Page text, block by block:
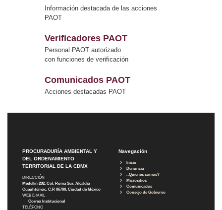
Información destacada de las acciones
PAOT
Verificadores PAOT
Personal PAOT autorizado
con funciones de verificación
Comunicados PAOT
Acciones destacadas PAOT
PROCURADURÍA AMBIENTAL Y
DEL ORDENAMIENTO
TERRITORIAL DE LA CDMX
DIRECCIÓN
Medellín 202, Col. Roma Sur, Alcaldía
Cuauhtémoc, C.P. 06700, Ciudad de México
WEB E-MAIL
Correo Institucional
TELÉFONO
Navegación
Inicio
Denuncia
¿Quiénes somos?
Micrositios
Comunicados
Consejo de Gobierno